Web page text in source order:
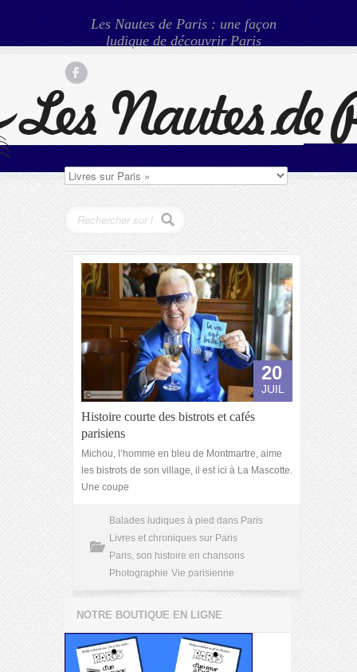
Les Nautes de Paris : une façon
ludique de découvrir Paris
20
JUIL
Histoire courte des bistrots et cafés
parisiens
Michou, l’homme en bleu de Montmartre, aime
les bistrots de son village, il est ici à La Mascotte.
Une coupe
Balades ludiques à pied dans Paris
Livres et chroniques sur Paris
Paris, son histoire en chansons
Photographie Vie parisienne
NOTRE BOUTIQUE EN LIGNE